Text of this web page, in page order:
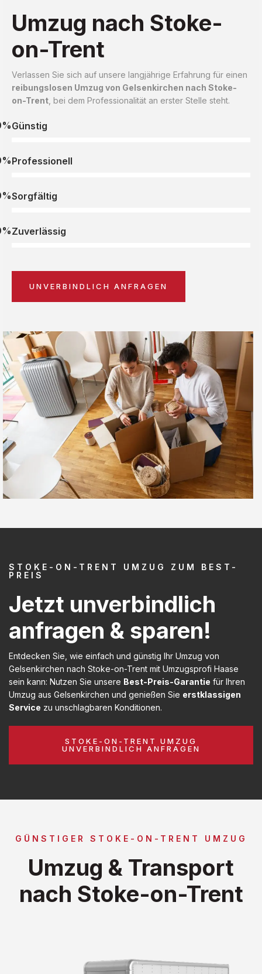
Umzug nach Stoke-
on-Trent
Verlassen Sie sich auf unsere langjährige Erfahrung für einen
reibungslosen Umzug von Gelsenkirchen nach Stoke-
on-Trent , bei dem Professionalität an erster Stelle steht.
Günstig
Professionell
Sorgfältig
Zuverlässig
UNVERBINDLICH ANFRAGEN
STOKE-ON-TRENT UMZUG ZUM BEST-
PREIS
Jetzt unverbindlich
anfragen & sparen!
Entdecken Sie, wie einfach und günstig Ihr Umzug von
Gelsenkirchen nach Stoke-on-Trent mit Umzugsprofi Haase
sein kann: Nutzen Sie unsere Best-Preis-Garantie für Ihren
Umzug aus Gelsenkirchen und genießen Sie erstklassigen
Service zu unschlagbaren Konditionen.
STOKE-ON-TRENT UMZUG
UNVERBINDLICH ANFRAGEN
GÜNSTIGER STOKE-ON-TRENT UMZUG
Umzug & Transport
nach Stoke-on-Trent